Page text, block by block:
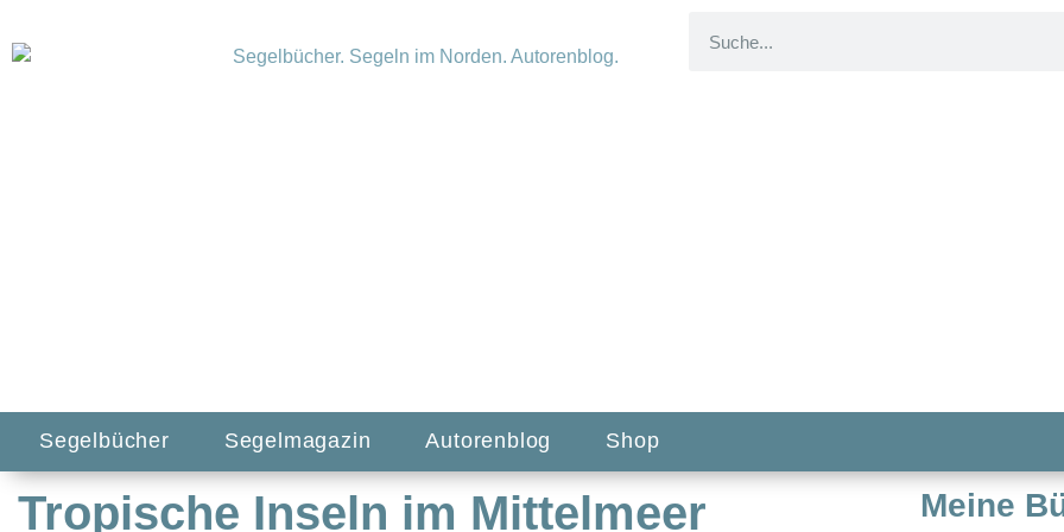
Segelbücher Segelmagazin Autorenblog Shop
Tropische Inseln im Mittelmeer Meine